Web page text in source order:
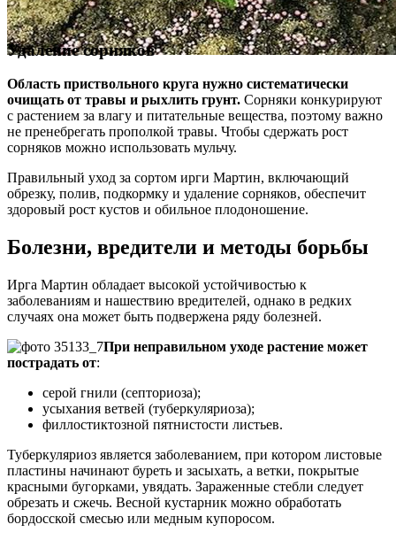
Удаление сорняков
Область приствольного круга нужно систематически
очищать от травы и рыхлить грунт. Сорняки конкурируют
с растением за влагу и питательные вещества, поэтому важно
не пренебрегать прополкой травы. Чтобы сдержать рост
сорняков можно использовать мульчу.
Правильный уход за сортом ирги Мартин, включающий
обрезку, полив, подкормку и удаление сорняков, обеспечит
здоровый рост кустов и обильное плодоношение.
Болезни, вредители и методы борьбы
Ирга Мартин обладает высокой устойчивостью к
заболеваниям и нашествию вредителей, однако в редких
случаях она может быть подвержена ряду болезней.
При неправильном уходе растение может
пострадать от:
серой гнили (септориоза);
усыхания ветвей (туберкуляриоза);
филлостиктозной пятнистости листьев.
Туберкуляриоз является заболеванием, при котором листовые
пластины начинают буреть и засыхать, а ветки, покрытые
красными бугорками, увядать. Зараженные стебли следует
обрезать и сжечь. Весной кустарник можно обработать
бордоcской смесью или медным купоросом.